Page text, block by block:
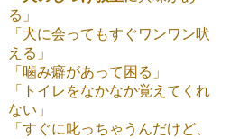
る」
「犬に会ってもすぐワンワン吠
える」
「噛み癖があって困る」
「トイレをなかなか覚えてくれ
ない」
「すぐに叱っちゃうんだけど、